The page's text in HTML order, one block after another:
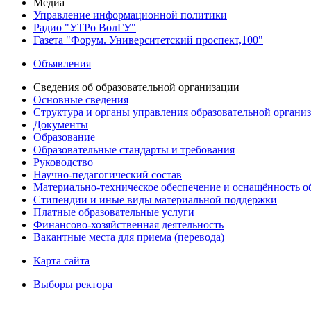
Медиа
Управление информационной политики
Радио "УТРо ВолГУ"
Газета "Форум. Университетский проспект,100"
Объявления
Сведения об образовательной организации
Основные сведения
Структура и органы управления образовательной
Документы
Образование
Образовательные стандарты и требования
Руководство
Научно-педагогический состав
Материально-техническое обеспечение и оснащённость
Стипендии и иные виды материальной поддержки
Платные образовательные услуги
Финансово-хозяйственная деятельность
Вакантные места для приема (перевода)
Карта сайта
Выборы ректора